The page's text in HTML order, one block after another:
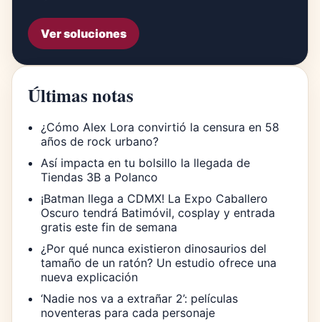
Ver soluciones
Últimas notas
¿Cómo Alex Lora convirtió la censura en 58
años de rock urbano?
Así impacta en tu bolsillo la llegada de
Tiendas 3B a Polanco
¡Batman llega a CDMX! La Expo Caballero
Oscuro tendrá Batimóvil, cosplay y entrada
gratis este fin de semana
¿Por qué nunca existieron dinosaurios del
tamaño de un ratón? Un estudio ofrece una
nueva explicación
‘Nadie nos va a extrañar 2’: películas
noventeras para cada personaje